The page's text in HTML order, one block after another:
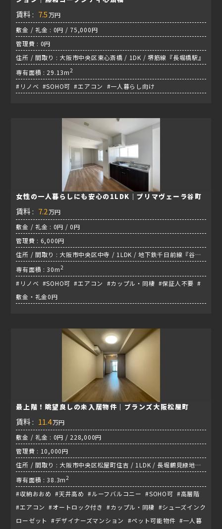
賃料 : 7.5 万円
敷金 / 礼金 : 0円 / 75,000円
管理費 : 0円
住所 / 間取り : 大阪市中央区東心斎橋 / 1DK / 堺筋線『長堀橋駅』
専有面積 : 29.13m2
#リノベ #SOHO可 #エアコン #一人暮らし向け
女性の一人暮らしにも安心の1LDK｜プリマヴェーラ谷町
賃料 : 7.2 万円
敷金 / 礼金 : 0円 / 0円
管理費 : 6,000円
住所 / 間取り : 大阪市中央区中寺 / 1LDK / 地下鉄千日前線『谷町
九丁目駅』
専有面積 : 30m2
#リノベ #SOHO可 #エアコン #カップル・同棲 #保証人不要 #
敷金・礼金0円
最上階！眺望良しの未入居物件｜ブランズ大阪松屋町
賃料 : 11.4万円
敷金 / 礼金 : 0円 / 228,000円
管理費 : 10,000円
住所 / 間取り : 大阪市中央区松屋町住吉 / 1LDK / 長堀鶴見緑地線
『松屋町駅』 徒歩3分
専有面積 : 38.3m2
#収納おおめ #天井高め #ルーフバルコニー #SOHO可 #高層階
#エアコン #オートロック付き #カップル・同棲 #シューズインク
ローゼット #デザイナーズマンション #ペット可能物件 #一人暮